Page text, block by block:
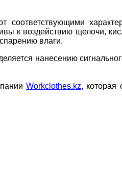
к воздействию
влаги.
нанесению
Workclothes.kz, которая